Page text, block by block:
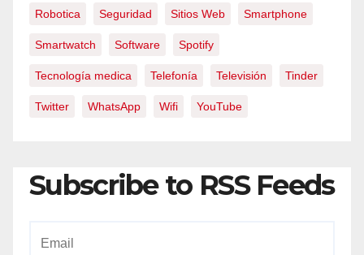
Robotica Seguridad Sitios Web Smartphone
Smartwatch Software Spotify
Tecnología medica Telefonía Televisión Tinder
Twitter WhatsApp Wifi YouTube
Subscribe to RSS Feeds